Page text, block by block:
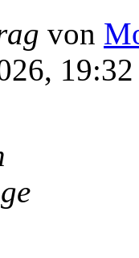
von
19:32